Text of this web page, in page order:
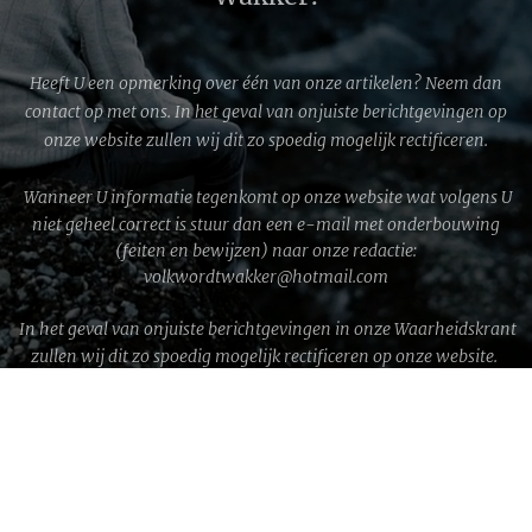
Heeft U een opmerking over één van onze artikelen? Neem dan
contact op met ons. In het geval van onjuiste berichtgevingen op
onze website zullen wij dit zo spoedig mogelijk rectificeren.
Wanneer U informatie tegenkomt op onze website wat volgens U
niet geheel correct is stuur dan een e-mail met onderbouwing
(feiten en bewijzen) naar onze redactie:
volkwordtwakker@hotmail.com
In het geval van onjuiste berichtgevingen in onze Waarheidskrant
zullen wij dit zo spoedig mogelijk rectificeren op onze website.